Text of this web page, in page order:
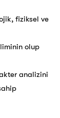
fiziksel ve
olup
analizini